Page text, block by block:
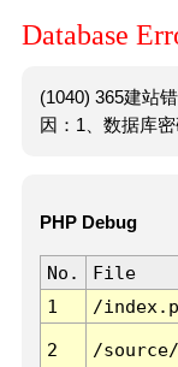
Database
(1040) 365建站
因：1、数据库
PHP Debug
No. File
1
/
2 /